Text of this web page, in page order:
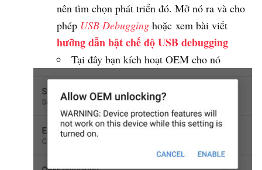
nên tìm chọn phát triển đó. Mở nó ra và cho
phép USB Debugging hoặc xem bài viết
hưỡng dẫn bật chế độ USB debugging
Tại đây bạn kích hoạt OEM cho nó